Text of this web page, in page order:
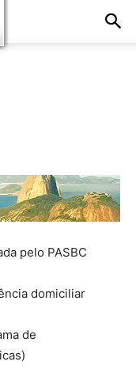
pelo PASBC
domiciliar
de